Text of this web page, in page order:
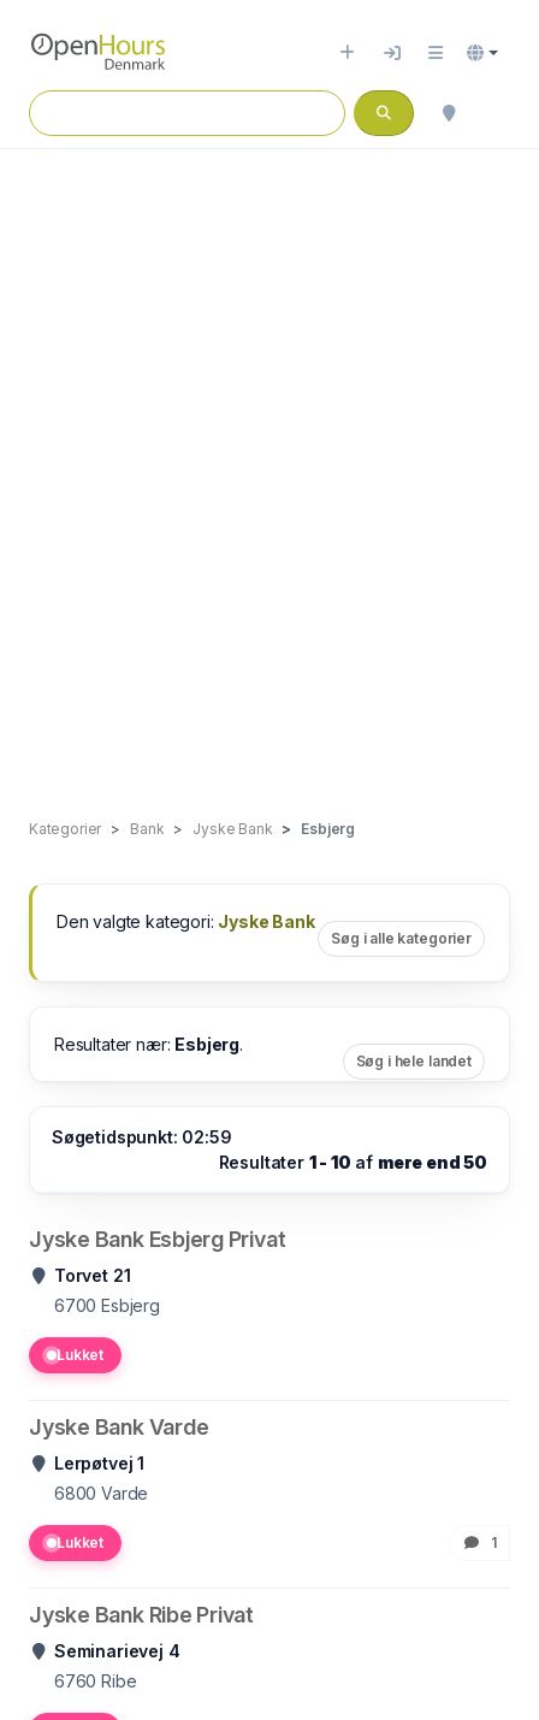
Kategorier Bank Jyske Bank Esbjerg
Den valgte kategori: Jyske Bank
Søg i alle kategorier
Resultater nær: Esbjerg.
Søg i hele landet
Søgetidspunkt: 02:59
Resultater 1 - 10 af mere end 50
Jyske Bank Esbjerg Privat
Torvet 21
6700 Esbjerg
Lukket
Jyske Bank Varde
Lerpøtvej 1
6800 Varde
Lukket 1
Jyske Bank Ribe Privat
Seminarievej 4
6760 Ribe